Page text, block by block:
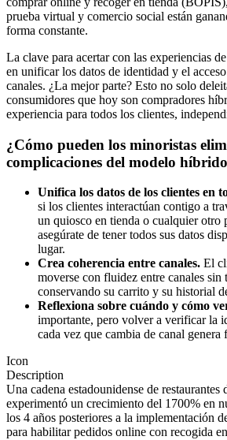
prueba virtual y comercio social están
forma constante.
La clave para acertar con las experiencias
en unificar los datos de identidad y el
canales. ¿La mejor parte? Esto no solo
consumidores que hoy son compradores
experiencia para todos los clientes,
¿Cómo pueden los minoristas
complicaciones del modelo
Unifica los datos de los clientes en
si los clientes interactúan contigo a
un quiosco en tienda o cualquier otro
asegúrate de tener todos sus datos
lugar.
Crea coherencia entre canales. El
moverse con fluidez entre canales sin
conservando su carrito y su historial
Reflexiona sobre cuándo y cómo
importante, pero volver a verificar la
cada vez que cambia de canal genera
Icon
Description
Una cadena estadounidense de
experimentó un crecimiento del 1700% en
los 4 años posteriores a la implementación
para habilitar pedidos online con recogida